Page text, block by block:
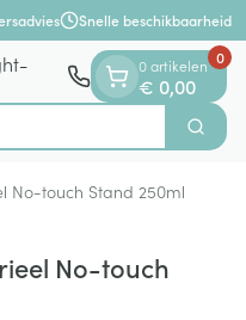
Snelle beschikbaarheid
Zoek
0 artikelen
€ 0,00
0
No-touch Stand 250ml
No-touch